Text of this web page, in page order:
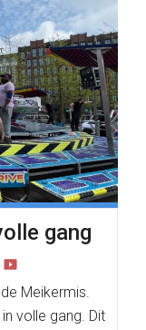
gang
Meikermis.
volle gang. Dit